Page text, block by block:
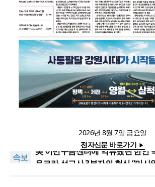
2026년 8월 7일 금요일
전자신문 바로가기
속보
올리벳대학교, 120만 평 리버사이
구 사용 승인… 장기 개발 기반 확보
美 이민구금센터에 억류됐던 한인
우크라 선교사 3부자의 헌신 “미사